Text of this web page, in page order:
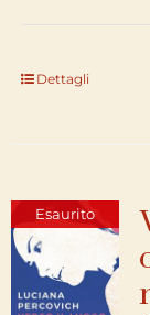
Dettagli
Esaurito